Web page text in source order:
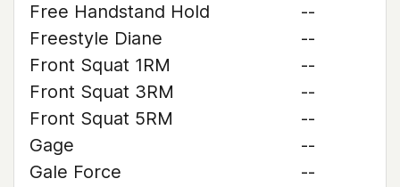
Free Handstand Hold
--
Freestyle Diane
--
Front Squat 1RM
--
Front Squat 3RM
--
Front Squat 5RM
--
Gage
--
Gale Force
--